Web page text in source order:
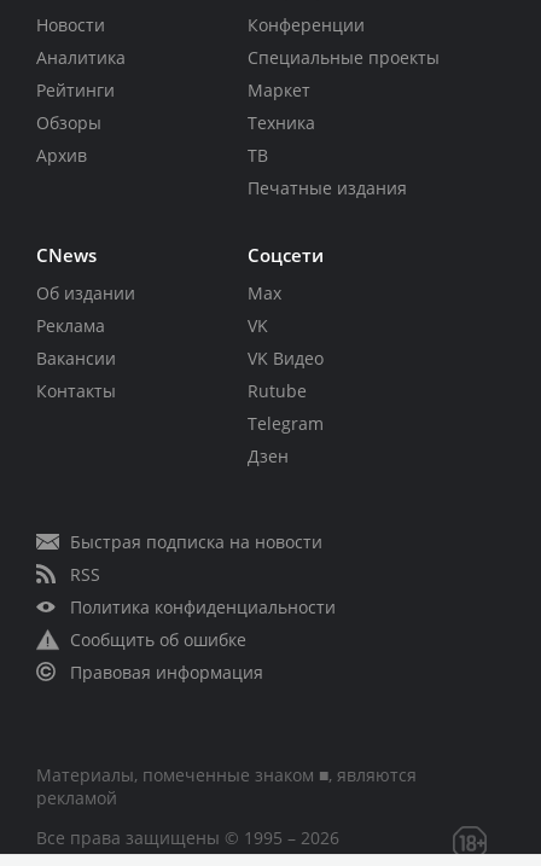
Новости
Аналитика
Рейтинги
Обзоры
Архив
Конференции
Специальные проекты
Маркет
Техника
ТВ
Печатные издания
CNews
Об издании
Реклама
Вакансии
Контакты
Соцсети
Max
VK
VK Видео
Rutube
Telegram
Дзен
Быстрая подписка на новости
RSS
Политика конфиденциальности
Сообщить об ошибке
Правовая информация
Материалы, помеченные знаком ■, являются
рекламой
Все права защищены © 1995 – 2026